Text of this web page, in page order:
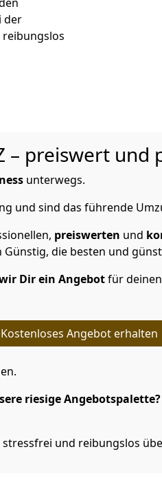
der
– preiswert und
unterwegs.
und sind das führende
preiswerten und
die besten und
Dir ein Angebotfür
Kostenloses Angebot erhalten
riesige Angebotspalette?
und reibungslos